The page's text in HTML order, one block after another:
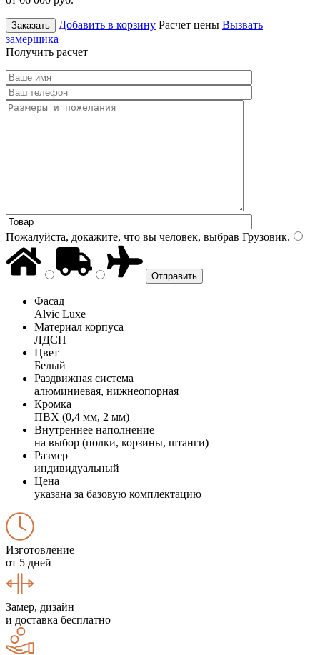
Заказать Добавить в корзину Расчет цены Вызвать
замерщика
Получить расчет
Пожалуйста, докажите, что вы человек, выбрав Грузовик.
Фасад
Alvic Luxe
Материал корпуса
ЛДСП
Цвет
Белый
Раздвижная система
алюминиевая, нижнеопорная
Кромка
ПВХ (0,4 мм, 2 мм)
Внутреннее наполнение
на выбор (полки, корзины, штанги)
Размер
индивидуальный
Цена
указана за базовую комплектацию
Изготовление
от 5 дней
Замер, дизайн
и доставка бесплатно